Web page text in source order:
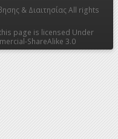
& Διαιτησίας All rights
page is licensed Under
ShareAlike 3.0